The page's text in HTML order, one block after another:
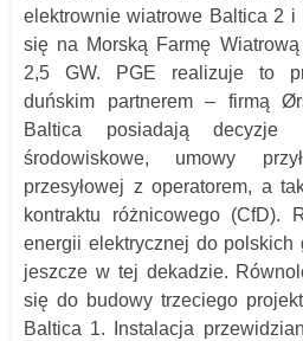
elektrownie wiatrowe Baltica 2 i
się na Morską Farmę
2,5 GW. PGE realizuje to
duńskim partnerem – firmą
Baltica posiadają decyzje
środowiskowe, umowy
przesyłowej z operatorem, a
kontraktu różnicowego (CfD).
energii elektrycznej do polskich
jeszcze w tej dekadzie.
się do budowy trzeciego
Baltica 1. Instalacja